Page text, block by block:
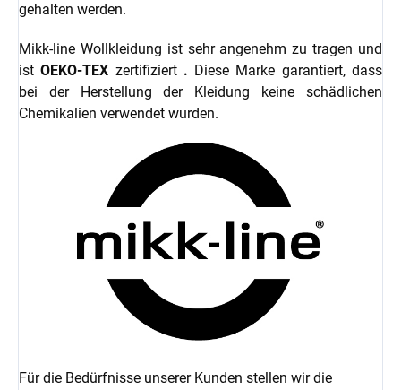
gehalten werden.
Mikk-line Wollkleidung ist sehr angenehm zu tragen und
istOEKO-TEX zertifiziert . Diese Marke garantiert, dass
bei der Herstellung der Kleidung keine schädlichen
Chemikalien verwendet wurden.
Für die Bedürfnisse unserer Kunden stellen wir die